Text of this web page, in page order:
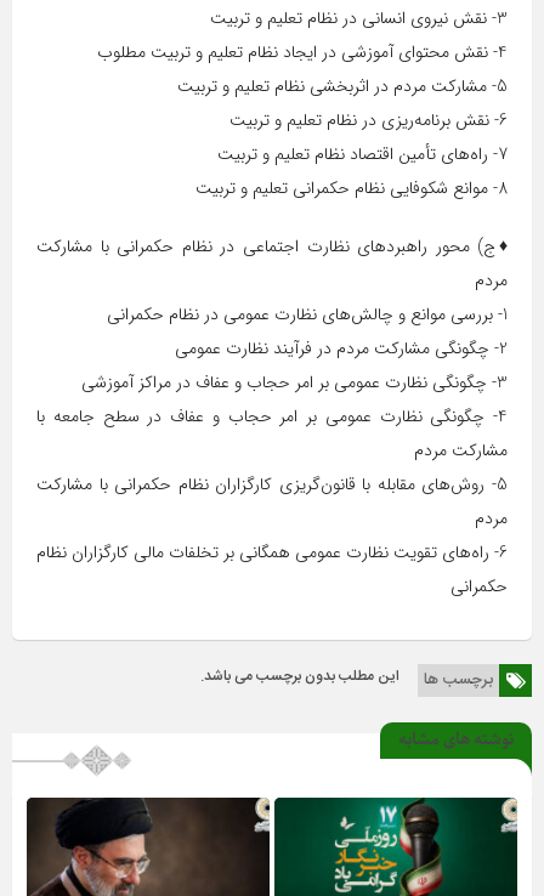
3- نقش نیروی انسانی در نظام تعلیم و تربیت
4- نقش محتوای آموزشی در ایجاد نظام تعلیم و تربیت مطلوب
5- مشارکت مردم در اثربخشی نظام تعلیم و تربیت
6- نقش برنامه‌ریزی در نظام تعلیم و تربیت
7- راه‌های تأمین اقتصاد نظام تعلیم و تربیت
8- موانع شکوفایی نظام حکمرانی تعلیم و تربیت
♦️ج) محور راهبردهای نظارت اجتماعی در نظام حکمرانی با مشارکت
مردم
1- بررسی موانع و چالش‌­های نظارت عمومی در نظام حکمرانی
2- چگونگی مشارکت مردم در فرآیند نظارت عمومی
3- چگونگی نظارت عمومی بر امر حجاب و عفاف در مراکز آموزشی
4- چگونگی نظارت عمومی بر امر حجاب و عفاف در سطح جامعه با
مشارکت مردم
5- روش­‌های مقابله با قانون‌گریزی کارگزاران نظام حکمرانی با مشارکت
مردم
6- راه‌های تقویت نظارت عمومی همگانی بر تخلفات مالی کارگزاران نظام
حکمرانی
برچسب ها این مطلب بدون برچسب می باشد.
نوشته های مشابه